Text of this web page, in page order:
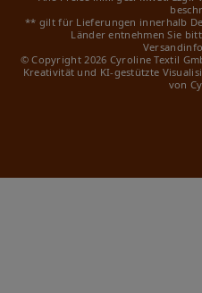
** gilt für Lieferungen innerhalb
Länder entnehmen Sie
© Copyright 2026 Cyroline Textil
Kreativität und KI-gestützte
von